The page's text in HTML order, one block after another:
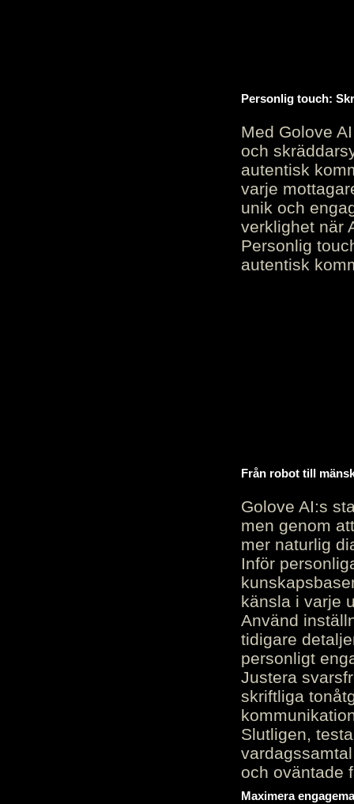
Personlig touch:
Med Golove
och
autentisk
varje
unik och
verklighet när
Personlig
autentisk
Från robot till
Golove AI:s
men genom
mer naturlig
Inför
känsla i varje
Använd
tidigare
personligt
Justera
skriftliga
Slutligen,
och oväntade
Maximera